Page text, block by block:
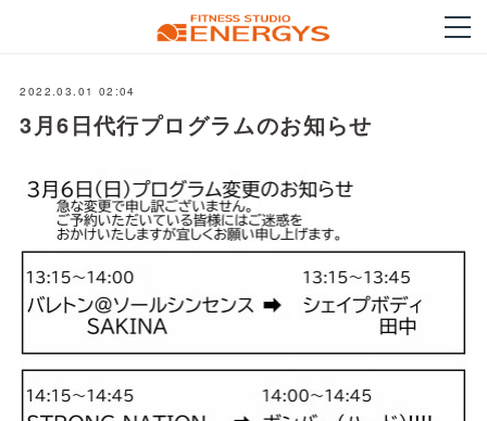
2022.03.01 02:04
3月6日代行プログラムのお知らせ